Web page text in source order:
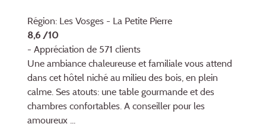
Région: Les Vosges - La Petite Pierre
8,6 /10
- Appréciation de 571 clients
Une ambiance chaleureuse et familiale vous attend
dans cet hôtel niché au milieu des bois, en plein
calme. Ses atouts: une table gourmande et des
chambres confortables. A conseiller pour les
amoureux ...